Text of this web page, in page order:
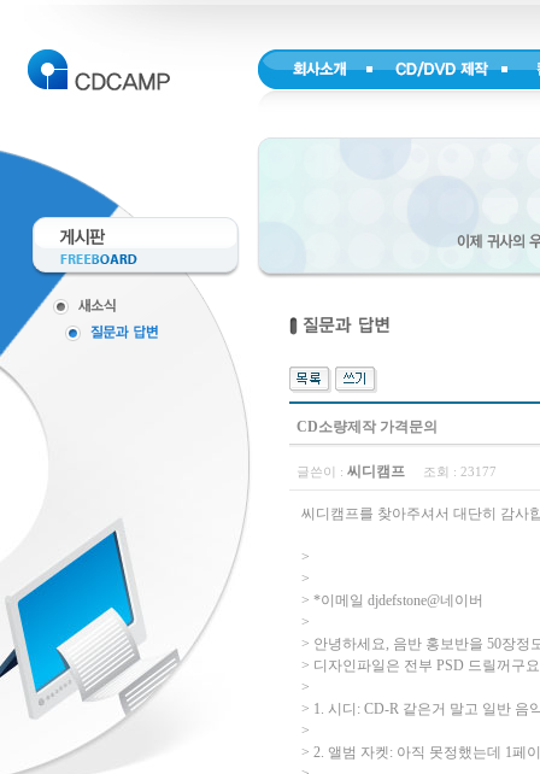
CD소량제작 가격문의
글쓴이 : 씨디캠프 조회 : 23177
씨디캠프를 찾아주셔서 대단히 감사
>
>
> *이메일 djdefstone@네이버
>
> 안녕하세요, 음반 홍보반을 50장정
> 디자인파일은 전부 PSD 드릴꺼구요
>
> 1. 시디: CD-R 같은거 말고 일반 음
>
> 2. 앨범 자켓: 아직 못정했는데 1페